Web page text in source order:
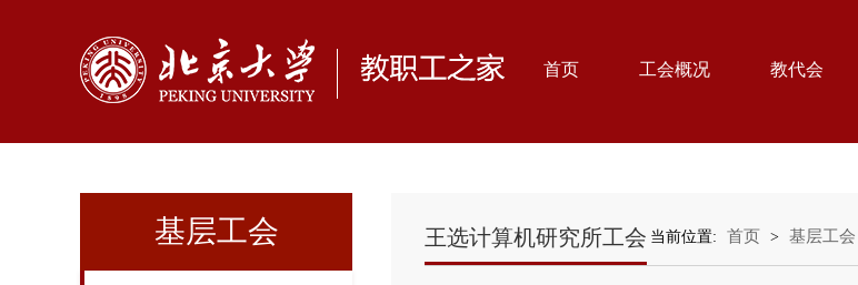
首页 工会概况 教代会
基层工会 王选计算机研究所工会 当前位置: 首页 > 基层工会